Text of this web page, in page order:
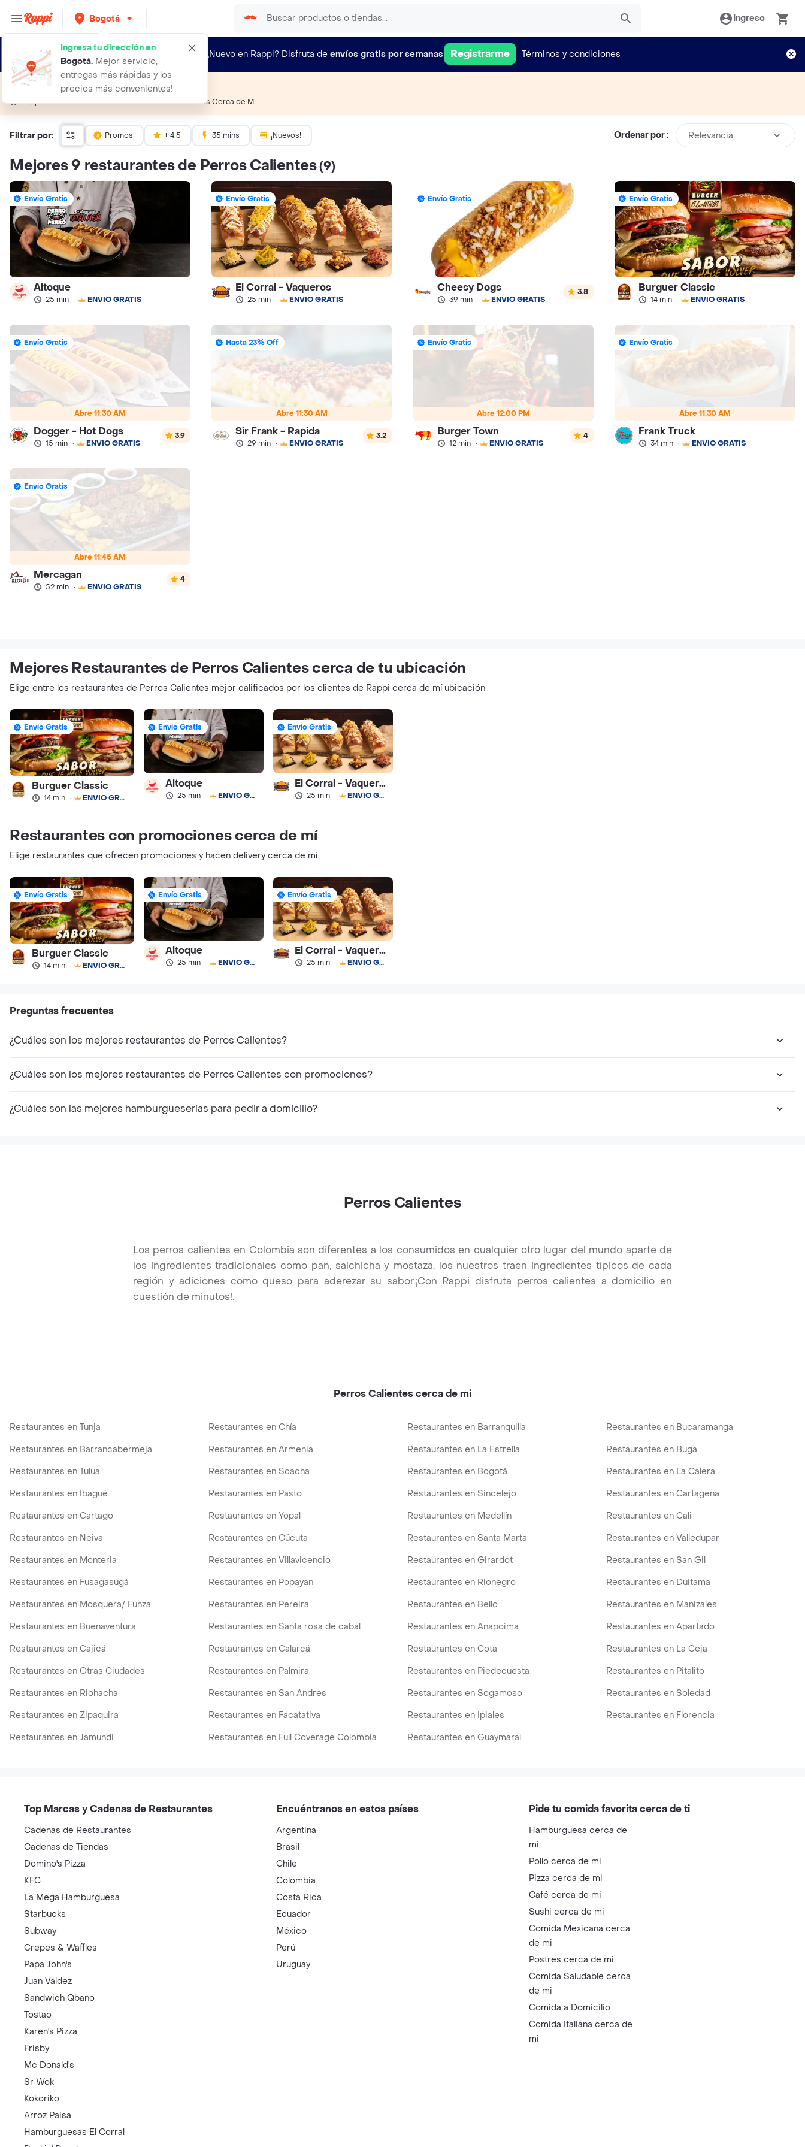
Bogotá
Ingresa tu dirección en
Bogotá. Mejor servicio,
entregas más rápidas y los
precios más convenientes!
Ingreso
¿Nuevo en Rappi? Disfruta de envíos gratis por semanas Registrarme Términos y condiciones
Perros Calientes cerca de mi
Rappi Restaurantes a Domicilio Perros Calientes Cerca de Mi
Filtrar por: Promos + 4.5 35 mins ¡Nuevos! Ordenar por : Relevancia
Mejores 9 restaurantes de Perros Calientes(9)
Envío Gratis
Altoque
25 min · ENVÍO GRATIS
Envío Gratis
El Corral - Vaqueros
25 min · ENVÍO GRATIS
Envío Gratis
Cheesy Dogs
39 min · ENVÍO GRATIS
3.8
Envío Gratis
Burguer Classic
14 min · ENVÍO GRATIS
Abre 11:30 AM
Envío Gratis
Dogger - Hot Dogs
15 min · ENVÍO GRATIS
3.9
Abre 11:30 AM
Hasta 23% Off
Sir Frank - Rapida
29 min · ENVÍO GRATIS
3.2
Abre 12:00 PM
Envío Gratis
Burger Town
12 min · ENVÍO GRATIS
4
Abre 11:30 AM
Envío Gratis
Frank Truck
34 min · ENVÍO GRATIS
Abre 11:45 AM
Envío Gratis
Mercagan
52 min · ENVÍO GRATIS
4
Mejores Restaurantes de Perros Calientes cerca de tu ubicación
Elige entre los restaurantes de Perros Calientes mejor calificados por los clientes de Rappi cerca de mí ubicación
Envío Gratis
Burguer Classic
14 min · ENVÍO GRATIS
Envío Gratis
Altoque
25 min · ENVÍO GRATIS
Envío Gratis
El Corral - Vaqueros
25 min · ENVÍO GRATIS
Restaurantes con promociones cerca de mí
Elige restaurantes que ofrecen promociones y hacen delivery cerca de mí
Envío Gratis
Burguer Classic
14 min · ENVÍO GRATIS
Envío Gratis
Altoque
25 min · ENVÍO GRATIS
Envío Gratis
El Corral - Vaqueros
25 min · ENVÍO GRATIS
Preguntas frecuentes
¿Cuáles son los mejores restaurantes de Perros Calientes?
¿Cuáles son los mejores restaurantes de Perros Calientes con promociones?
¿Cuáles son las mejores hamburgueserías para pedir a domicilio?
Perros Calientes
Los perros calientes en Colombia son diferentes a los consumidos en cualquier otro lugar del mundo aparte de
los ingredientes tradicionales como pan, salchicha y mostaza, los nuestros traen ingredientes típicos de cada
región y adiciones como queso para aderezar su sabor.¡Con Rappi disfruta perros calientes a domicilio en
cuestión de minutos!.
Perros Calientes cerca de mi
Restaurantes en Tunja Restaurantes en Chía Restaurantes en Barranquilla
Restaurantes en Bucaramanga
Restaurantes en Barrancabermeja
Restaurantes en Armenia Restaurantes en La Estrella
Restaurantes en Buga
Restaurantes en Tulua
Restaurantes en Soacha Restaurantes en Bogotá
Restaurantes en La Calera
Restaurantes en Ibagué
Restaurantes en Pasto Restaurantes en Sincelejo
Restaurantes en Cartagena
Restaurantes en Cartago
Restaurantes en Yopal Restaurantes en Medellín
Restaurantes en Cali
Restaurantes en Neiva
Restaurantes en Cúcuta Restaurantes en Santa Marta
Restaurantes en Valledupar
Restaurantes en Monteria
Restaurantes en Villavicencio Restaurantes en Girardot
Restaurantes en San Gil
Restaurantes en Fusagasugá
Restaurantes en Popayan Restaurantes en Rionegro
Restaurantes en Duitama
Restaurantes en Mosquera/ Funza
Restaurantes en Pereira Restaurantes en Bello
Restaurantes en Manizales
Restaurantes en Buenaventura
Restaurantes en Santa rosa de cabal Restaurantes en Anapoima
Restaurantes en Apartado
Restaurantes en Cajicá
Restaurantes en Calarcá Restaurantes en Cota
Restaurantes en La Ceja
Restaurantes en Otras Ciudades
Restaurantes en Palmira Restaurantes en Piedecuesta
Restaurantes en Pitalito
Restaurantes en Riohacha
Restaurantes en San Andres Restaurantes en Sogamoso
Restaurantes en Soledad
Restaurantes en Zipaquira
Restaurantes en Facatativa Restaurantes en Ipiales
Restaurantes en Florencia
Restaurantes en Jamundi
Restaurantes en Full Coverage Colombia Restaurantes en Guaymaral
Top Marcas y Cadenas de Restaurantes
Cadenas de Restaurantes
Cadenas de Tiendas
Domino's Pizza
KFC
La Mega Hamburguesa
Starbucks
Subway
Crepes & Waffles
Papa John's
Juan Valdez
Sandwich Qbano
Tostao
Karen's Pizza
Frisby
Mc Donald's
Sr Wok
Kokoriko
Arroz Paisa
Hamburguesas El Corral
Encuéntranos en estos países
Argentina
Brasil
Chile
Colombia
Costa Rica
Ecuador
México
Perú
Uruguay
Pide tu comida favorita cerca de ti
Hamburguesa cerca de
mi
Pollo cerca de mi
Pizza cerca de mi
Café cerca de mi
Sushi cerca de mi
Comida Mexicana cerca
de mi
Postres cerca de mi
Comida Saludable cerca
de mi
Comida a Domicilio
Comida Italiana cerca de
mi